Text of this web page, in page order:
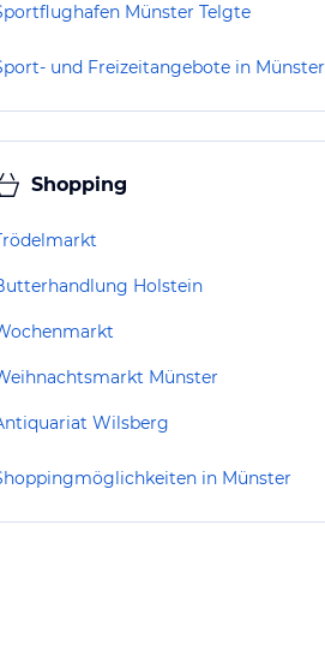
Münster Telgte
und Freizeitangebote in Münster
Shopping
Holstein
Münster
Wilsberg
in Münster